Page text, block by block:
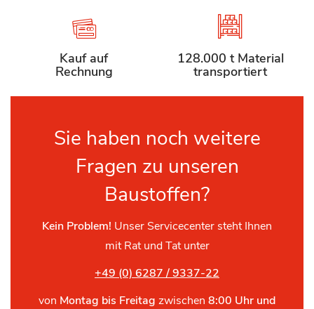
Kauf auf
Rechnung
128.000 t Material
transportiert
Sie haben noch weitere
Fragen zu unseren
Baustoffen?
Kein Problem! Unser Servicecenter steht Ihnen
mit Rat und Tat unter
+49 (0) 6287 / 9337-22
von Montag bis Freitag zwischen 8:00 Uhr und